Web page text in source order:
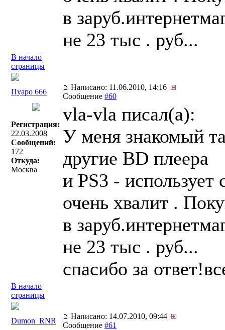
в
не 23 тыс . руб...
В начало
страницы
Пуаро 666
Написано: 11.06.2010, 14:16
Сообщение #60
Регистрация:
22.03.2008
Сообщений:
172
Откуда:
Москва
vla-vla писал(a):
У меня знакомый
другие BD плеера
и PS3 - использует
очень хвалит .
в
не 23 тыс . руб...
спасибо за
В начало
страницы
Dumon_RNR
Написано: 14.07.2010, 09:44
Сообщение #61